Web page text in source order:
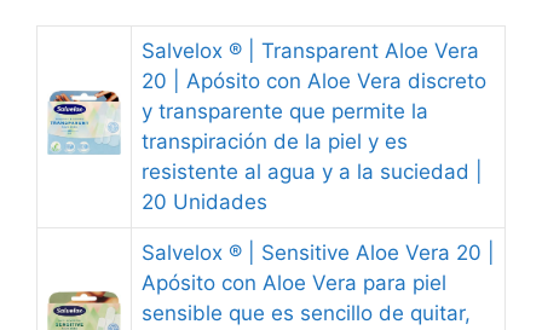
Salvelox ® | Transparent Aloe Vera
20 | Apósito con Aloe Vera discreto
y transparente que permite la
transpiración de la piel y es
resistente al agua y a la suciedad |
20 Unidades
Salvelox ® | Sensitive Aloe Vera 20 |
Apósito con Aloe Vera para piel
sensible que es sencillo de quitar,